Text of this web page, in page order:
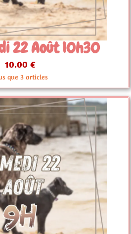
22 Août 10h30
10.00 €
que 3 articles